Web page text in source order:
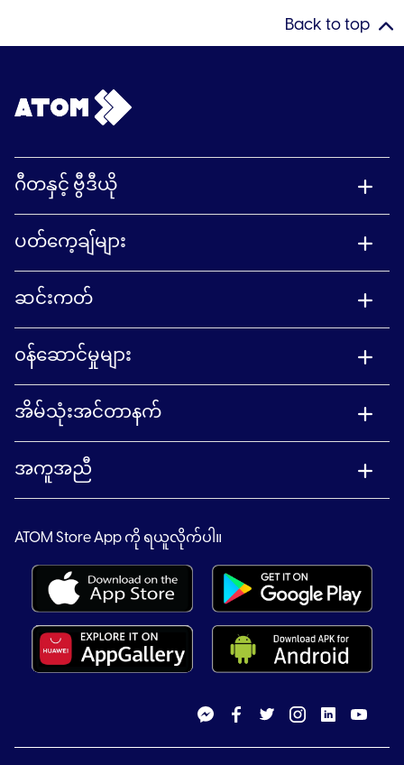
Back to top
ဂီတနှင့် ဗွီဒီယို
ပတ်ကေ့ချ်များ
ဆင်းကတ်
၀န်ဆောင်မှုများ
အိမ်သုံးအင်တာနက်
အကူအညီ
ATOM Store App ကို ရယူလိုက်ပါ။